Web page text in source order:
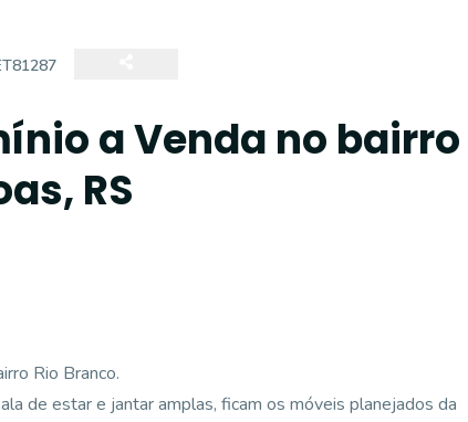
a Venda no bairro
RS
Rio Branco.
de estar e jantar amplas, ficam os móveis planejados da